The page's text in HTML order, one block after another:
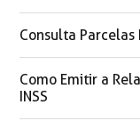
Consulta Parcelas
Como Emitir a
INSS